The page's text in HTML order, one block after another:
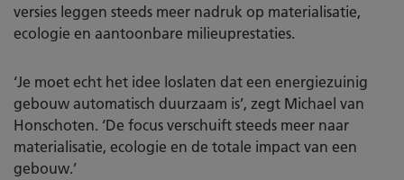
versies leggen steeds meer nadruk op materialisatie,
ecologie en aantoonbare milieuprestaties.
‘Je moet echt het idee loslaten dat een energiezuinig
gebouw automatisch duurzaam is’, zegt Michael van
Honschoten. ‘De focus verschuift steeds meer naar
materialisatie, ecologie en de totale impact van een
gebouw.’